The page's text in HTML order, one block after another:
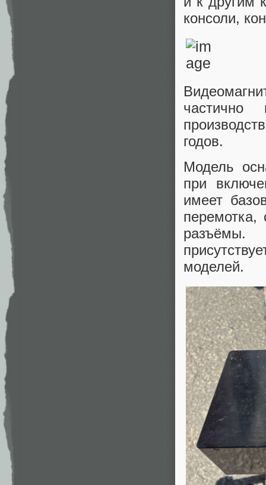
консоли,
годов.
Модель
при
имеет
перемотка,
разъёмы.
моделей.